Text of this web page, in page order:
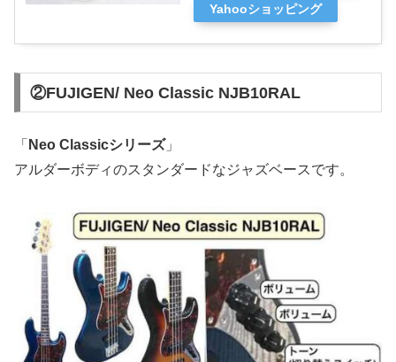
Yahooショッピング
②FUJIGEN/ Neo Classic NJB10RAL
「 Neo Classicシリーズ」
アルダーボディのスタンダードなジャズベースです。